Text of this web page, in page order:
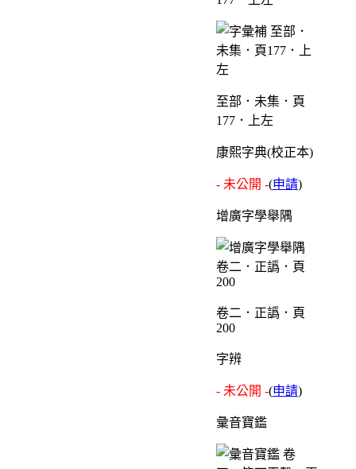
至部．未集．頁
177．上左
康熙字典(校正本)
- 未公開 -(申請)
增廣字學舉隅
卷二．正譌．頁
200
字辨
- 未公開 -(申請)
彙音寶鑑